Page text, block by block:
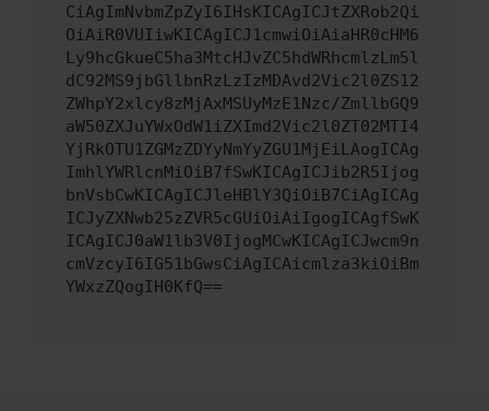
CiAgImNvbmZpZyI6IHsKICAgICJtZXRob2Qi
OiAiR0VUIiwKICAgICJ1cmwiOiAiaHR0cHM6
Ly9hcGkueC5ha3MtcHJvZC5hdWRhcmlzLm5l
dC92MS9jbGllbnRzLzIzMDAvd2Vic2l0ZS12
ZWhpY2xlcy8zMjAxMSUyMzE1Nzc/ZmllbGQ9
aW50ZXJuYWxOdW1iZXImd2Vic2l0ZT02MTI4
YjRkOTU1ZGMzZDYyNmYyZGU1MjEiLAogICAg
ImhlYWRlcnMiOiB7fSwKICAgICJib2R5Ijog
bnVsbCwKICAgICJleHBlY3QiOiB7CiAgICAg
ICJyZXNwb25zZVR5cGUiOiAiIgogICAgfSwK
ICAgICJ0aW1lb3V0IjogMCwKICAgICJwcm9n
cmVzcyI6IG51bGwsCiAgICAicmlza3kiOiBm
YWxzZQogIH0KfQ==